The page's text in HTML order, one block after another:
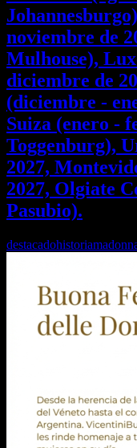
noviembre de
Mulhouse),
diciembre de
(diciembre -
Suiza (enero -
Toggenburg),
2027,
2027, Olgiate
Pasubio).
destacadohistoria